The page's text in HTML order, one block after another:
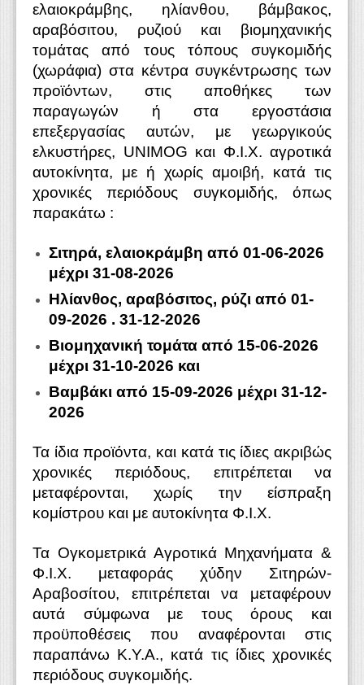
ελαιοκράμβης, ηλίανθου, βάμβακος,
αραβόσιτου, ρυζιού και βιομηχανικής
τομάτας από τους τόπους συγκομιδής
(χωράφια) στα κέντρα συγκέντρωσης των
προϊόντων, στις αποθήκες των
παραγωγών ή στα εργοστάσια
επεξεργασίας αυτών, με γεωργικούς
ελκυστήρες, UNIMOG και Φ.Ι.Χ. αγροτικά
αυτοκίνητα, με ή χωρίς αμοιβή, κατά τις
χρονικές περιόδους συγκομιδής, όπως
παρακάτω :
Σιτηρά, ελαιοκράμβη από 01-06-2026
μέχρι 31-08-2026
Ηλίανθος, αραβόσιτος, ρύζι από 01-
09-2026 . 31-12-2026
Βιομηχανική τομάτα από 15-06-2026
μέχρι 31-10-2026 και
Βαμβάκι από 15-09-2026 μέχρι 31-12-
2026
Τα ίδια προϊόντα, και κατά τις ίδιες ακριβώς
χρονικές περιόδους, επιτρέπεται να
μεταφέρονται, χωρίς την είσπραξη
κομίστρου και με αυτοκίνητα Φ.Ι.Χ.
Τα Ογκομετρικά Αγροτικά Μηχανήματα &
Φ.Ι.Χ. μεταφοράς χύδην Σιτηρών-
Αραβοσίτου, επιτρέπεται να μεταφέρουν
αυτά σύμφωνα με τους όρους και
προϋποθέσεις που αναφέρονται στις
παραπάνω Κ.Υ.Α., κατά τις ίδιες χρονικές
περιόδους συγκομιδής.